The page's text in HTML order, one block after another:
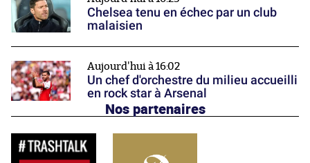
Chelsea tenu en échec par un club
malaisien
Aujourd'hui à 16:02
Un chef d'orchestre du milieu accueilli
en rock star à Arsenal
Nos partenaires